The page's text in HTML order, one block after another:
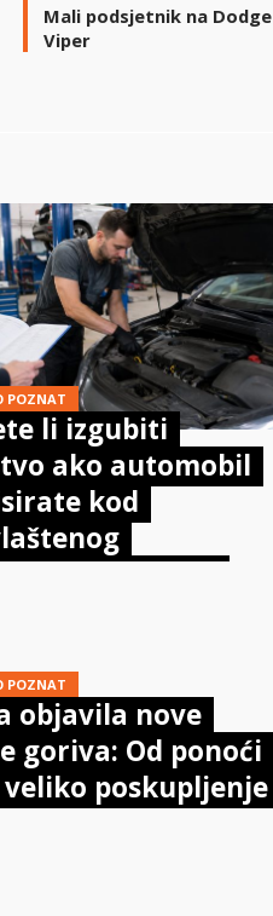
Mali podsjetnik na Dodge
Viper
POZNAT
li izgubiti
ako automobil
kod
POZNAT
objavila nove
goriva: Od ponoći
veliko poskupljenje